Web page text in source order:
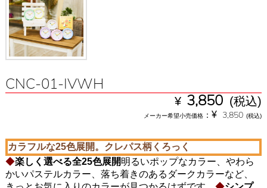
CNC-01-IVWH
¥ 3,850 (税込)
メーカー希望小売価格 ：¥ 3,850 (税込)
カラフルな25色展開。クレパス柄くろっく
◆楽しく選べる全25色展開明るいポップなカラー、やわら
かいパステルカラー、落ち着きのあるダークカラーなど、